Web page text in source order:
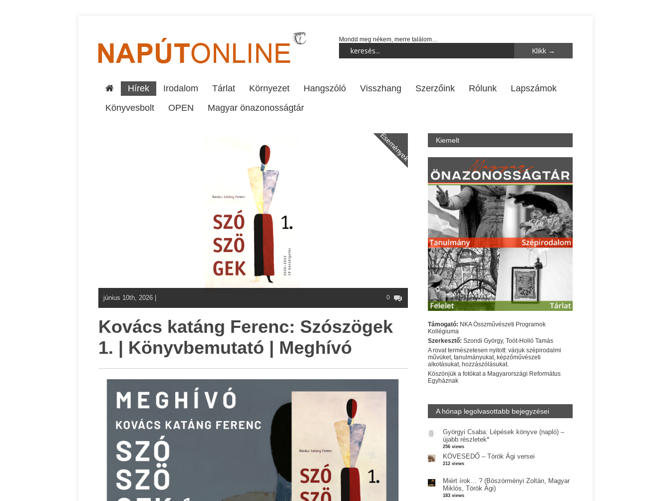
Mondd meg nékem, merre találom…
Hírek Irodalom Tárlat Környezet Hangszóló Visszhang Szerzőink Rólunk
Lapszámok
Könyvesbolt
OPEN Magyar önazonosságtár
Események
június 10th, 2026 | 0
Kovács katáng Ferenc: Szószögek
1. | Könyvbemutató | Meghívó
Kiemelt
Támogató: NKA Összművészeti Programok
Kollégiuma
Szerkesztő: Szondi György, Toót-Holló Tamás
A rovat természetesen nyitott: várjuk szépirodalmi
művüket, tanulmányukat, képzőművészeti
alkotásukat, hozzászólásukat.
Köszönjük a fotókat a Magyarországi Református
Egyháznak
A hónap legolvasottabb bejegyzései
Györgyi Csaba: Lépések könyve (napló) –
újabb részletek*
256 views
KÖVESEDŐ – Török Ági versei
212 views
Miért írok… ? (Böszörményi Zoltán, Magyar
Miklós, Török Ági)
183 views